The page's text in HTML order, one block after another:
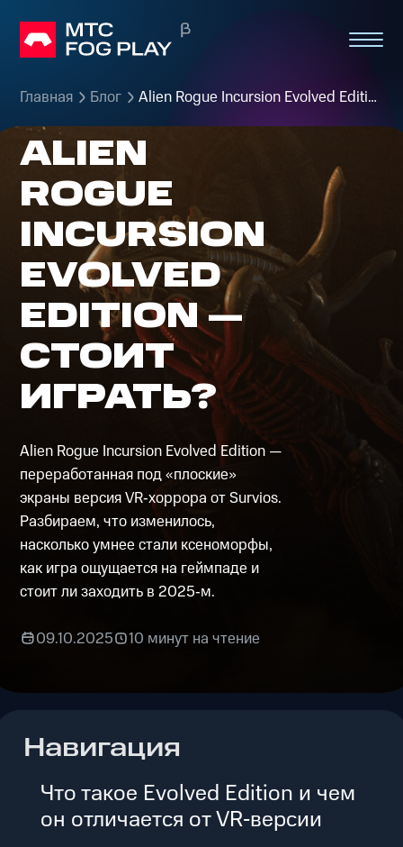
Главная Блог Alien Rogue Incursion Evolved Edition — стоит играть?
ALIEN
ROGUE
INCURSION
EVOLVED
EDITION —
СТОИТ
ИГРАТЬ?
Alien Rogue Incursion Evolved Edition —
переработанная под «плоские»
экраны версия VR‑хоррора от Survios.
Разбираем, что изменилось,
насколько умнее стали ксеноморфы,
как игра ощущается на геймпаде и
стоит ли заходить в 2025‑м.
09.10.2025 10 минут на чтение
Навигация
Что такое Evolved Edition и чем
он отличается от VR‑версии